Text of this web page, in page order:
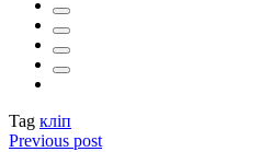
Tag кліп
Previous post